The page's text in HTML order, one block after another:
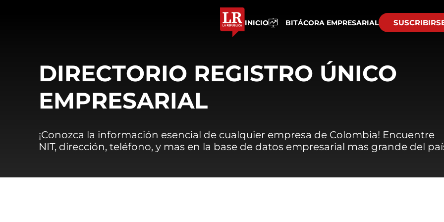
INICIO BITÁCORA EMPRESARIAL
DIRECTORIO REGISTRO ÚNICO
EMPRESARIAL
¡Conozca la información esencial de cualquier empresa de Colombia! Encuentre
NIT, dirección, teléfono, y mas en la base de datos empresarial mas grande del